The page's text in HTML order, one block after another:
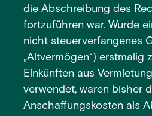
die Abschreibung des
fortzuführen war. Wurde
nicht steuerverfangenes
„Altvermögen“) erstmalig
Einkünften aus
verwendet, waren bisher
Anschaffungskosten als